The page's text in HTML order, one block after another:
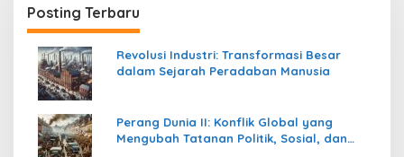
Posting Terbaru
Revolusi Industri: Transformasi Besar
dalam Sejarah Peradaban Manusia
Perang Dunia II: Konflik Global yang
Mengubah Tatanan Politik, Sosial, dan